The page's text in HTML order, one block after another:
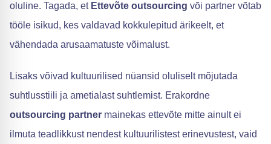
oluline. Tagada, et Ettevõte outsourcing või partner võtab
tööle isikud, kes valdavad kokkulepitud ärikeelt, et
vähendada arusaamatuste võimalust.
Lisaks võivad kultuurilised nüansid oluliselt mõjutada
suhtlusstiili ja ametialast suhtlemist. Erakordne
outsourcing partner mainekas ettevõte mitte ainult ei
ilmuta teadlikkust nendest kultuurilistest erinevustest, vaid